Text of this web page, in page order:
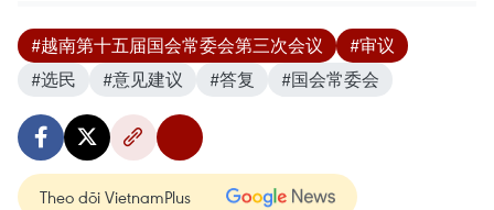
#越南第十五届国会常委会第三次会议
#审议
#选民
#意见建议 #答复 #国会常委会
Theo dõi VietnamPlus